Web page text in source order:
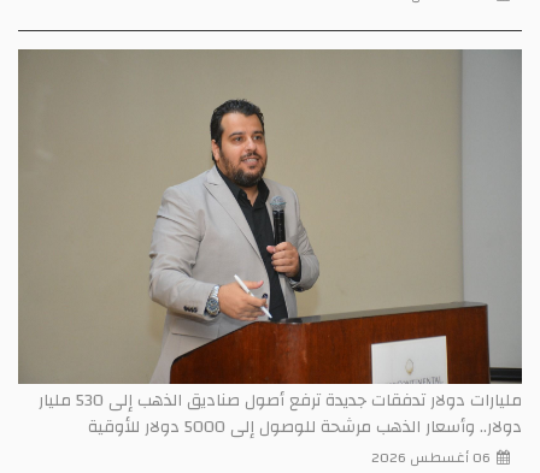
مليارات دولار تدفقات جديدة ترفع أصول صناديق الذهب إلى 530 مليار
دولار.. وأسعار الذهب مرشحة للوصول إلى 5000 دولار للأوقية
06 أغسطس 2026